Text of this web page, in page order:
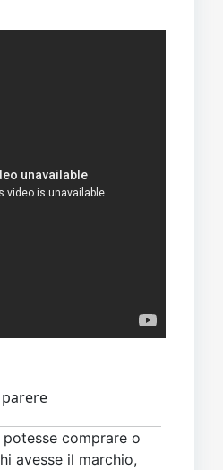
potesse comprare o
avesse il marchio,